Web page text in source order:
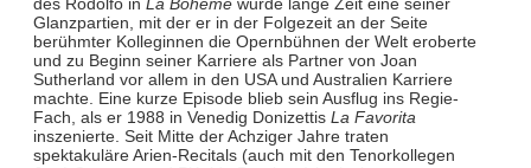
Glanzpartien, mit der er in der Folgezeit an der Seite
berühmter Kolleginnen die Opernbühnen der Welt eroberte
und zu Beginn seiner Karriere als Partner von Joan
Sutherland vor allem in den USA und Australien Karriere
machte. Eine kurze Episode blieb sein Ausflug ins Regie-
Fach, als er 1988 in Venedig Donizettis La Favorita
inszenierte. Seit Mitte der Achziger Jahre traten
spektakuläre Arien-Recitals (auch mit den Tenorkollegen